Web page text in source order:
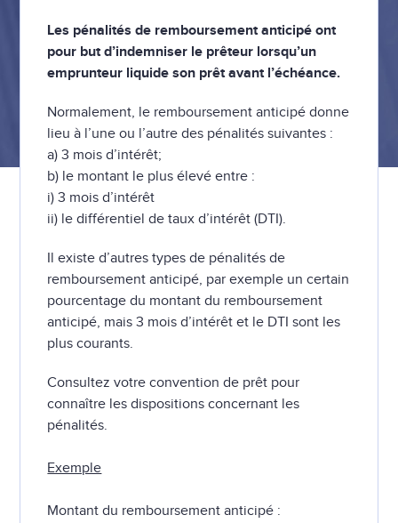
Les pénalités de remboursement anticipé ont
pour but d’indemniser le prêteur lorsqu’un
emprunteur liquide son prêt avant l’échéance.
Normalement, le remboursement anticipé donne
lieu à l’une ou l’autre des pénalités suivantes :
a) 3 mois d’intérêt;
b) le montant le plus élevé entre :
i) 3 mois d’intérêt
ii) le différentiel de taux d’intérêt (DTI).
Il existe d’autres types de pénalités de
remboursement anticipé, par exemple un certain
pourcentage du montant du remboursement
anticipé, mais 3 mois d’intérêt et le DTI sont les
plus courants.
Consultez votre convention de prêt pour
connaître les dispositions concernant les
pénalités.
Exemple
Montant du remboursement anticipé :